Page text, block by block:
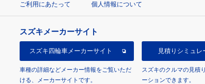
ご利用にあたって 個人情報について
スズキメーカーサイト
スズキ四輪車メーカーサイト
車種の詳細などメーカー情報をご覧いただ
ける、メーカーサイトです。
見積り シミュレ
スズキのクルマの見積
ーションできます。